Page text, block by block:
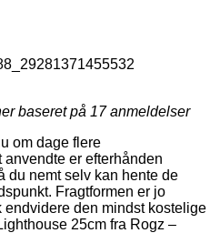
baseret på 17anmeldelser
om dage flere
anvendte er efterhånden
du nemt selv kan hente de
Fragtformen er jo
den mindst kostelige
25cm fra Rogz –